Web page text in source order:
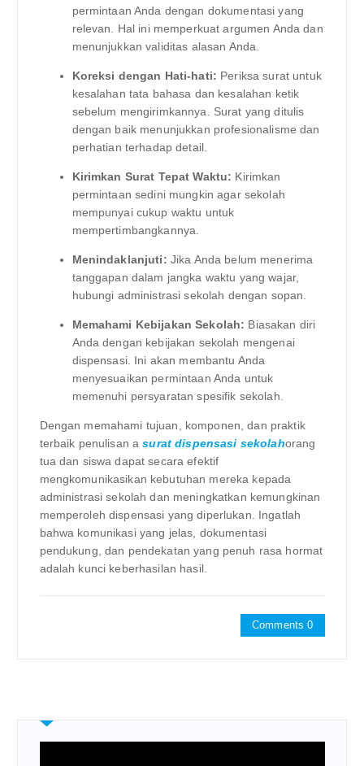
permintaan Anda dengan dokumentasi yang
relevan. Hal ini memperkuat argumen Anda dan
menunjukkan validitas alasan Anda.
Koreksi dengan Hati-hati: Periksa surat untuk
kesalahan tata bahasa dan kesalahan ketik
sebelum mengirimkannya. Surat yang ditulis
dengan baik menunjukkan profesionalisme dan
perhatian terhadap detail.
Kirimkan Surat Tepat Waktu: Kirimkan
permintaan sedini mungkin agar sekolah
mempunyai cukup waktu untuk
mempertimbangkannya.
Menindaklanjuti: Jika Anda belum menerima
tanggapan dalam jangka waktu yang wajar,
hubungi administrasi sekolah dengan sopan.
Memahami Kebijakan Sekolah: Biasakan diri
Anda dengan kebijakan sekolah mengenai
dispensasi. Ini akan membantu Anda
menyesuaikan permintaan Anda untuk
memenuhi persyaratan spesifik sekolah.
Dengan memahami tujuan, komponen, dan praktik
terbaik penulisan asurat dispensasi sekolahorang
tua dan siswa dapat secara efektif
mengkomunikasikan kebutuhan mereka kepada
administrasi sekolah dan meningkatkan kemungkinan
memperoleh dispensasi yang diperlukan. Ingatlah
bahwa komunikasi yang jelas, dokumentasi
pendukung, dan pendekatan yang penuh rasa hormat
adalah kunci keberhasilan hasil.
Comments 0